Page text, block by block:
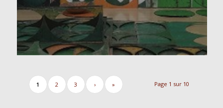
Page 1 sur 10
1 2 3 › »